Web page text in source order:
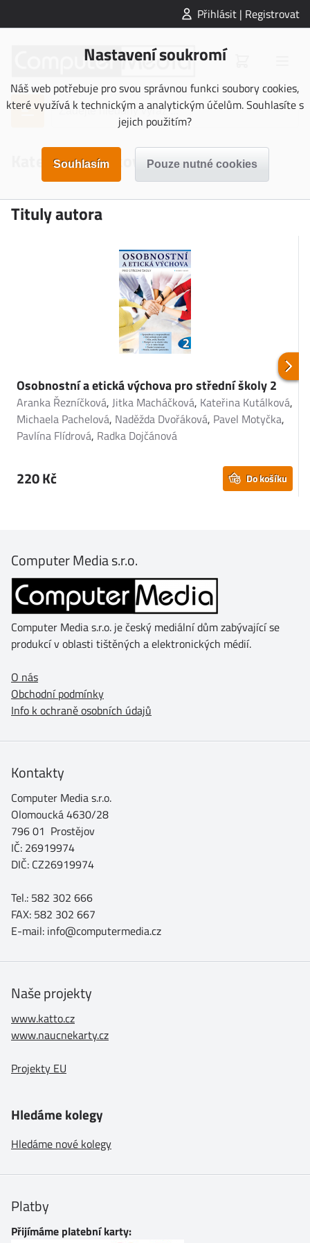
Přihlásit | Registrovat
Nastavení soukromí
Náš web potřebuje pro svou správnou funkci soubory cookies,
které využívá k technickým a analytickým účelům. Souhlasíte s
jejich použitím?
Kateřina Kutálková
Tituly autora
Osobnostní a etická výchova pro střední školy 2
Aranka Řezníčková, Jitka Macháčková, Kateřina Kutálková,
Michaela Pachelová, Naděžda Dvořáková, Pavel Motyčka,
Pavlína Flídrová, Radka Dojčánová
220 Kč Do košíku
Computer Media s.r.o.
Computer Media s.r.o. je český mediální dům zabývající se
produkcí v oblasti tištěných a elektronických médií.
O nás
Obchodní podmínky
Info k ochraně osobních údajů
Kontakty
Computer Media s.r.o.
Olomoucká 4630/28
796 01 Prostějov
IČ: 26919974
DIČ: CZ26919974
Tel.: 582 302 666
FAX: 582 302 667
E-mail: info@computermedia.cz
Naše projekty
www.katto.cz
www.naucnekarty.cz
Projekty EU
Hledáme kolegy
Hledáme nové kolegy
Platby
Přijímáme platební karty: